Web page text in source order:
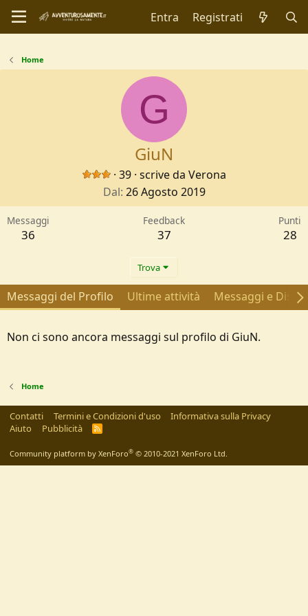
Entra Registrati
Home
G
GiuN
· 39 · scrive da Verona
Dal 26 Agosto 2019
Messaggi
36
Feedback
37
Punti
28
Trova
Messaggi del Profilo Ultime attività Messaggi e
Non ci sono ancora messaggi sul profilo di GiuN.
Home
Contatti Termini e Condizioni d'uso
Informativa sulla Privacy
Aiuto
Pubblicità
R
Community platform by XenForo® © 2010-2021 XenForo Ltd.